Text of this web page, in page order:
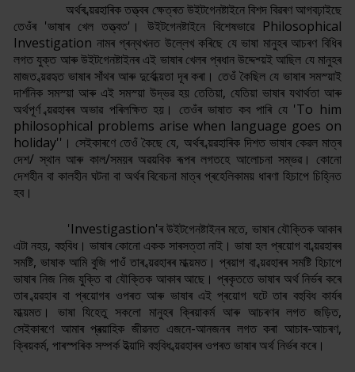
অৰ্থৰ ব্য়ৱহাৰিক তত্ত্বৰ ক্ষেত্ৰত উইটগেনষ্টাইনে বিশদ বিৱৰণ আগবঢ়াইছে
তেওঁৰ 'ভাষাৰ খেল তত্ত্বত'। উইটগেনষ্টাইনে বিশেষভাৱে Philosophical
Investigation নামৰ গ্ৰন্থখনত উল্লেখ কৰিছে যে ভাষা মানুহৰ আচৰণ বিধিৰ
লগত যুক্ত আৰু উইটগেনষ্টাইনৰ এই ভাষাৰ খেলৰ প্ৰধান উদ্দেশ্য়ই আছিল যে মানুহৰ
মাজত ব্য়ৱহৃত ভাষাৰ সাঁথৰ আৰু দুৰ্বোধ্য়তা দূৰ কৰা। তেওঁ কৈছিল যে ভাষাৰ সমস্য়াই
দাৰ্শনিক সমস্য়া আৰু এই সমস্য়া উদ্ভৱ হয় তেতিয়া, যেতিয়া ভাষাৰ যথাৰ্থতা আৰু
অৰ্থপূৰ্ণ ব্য়ৱহাৰৰ অভাৱ পৰিলক্ষিত হয়। তেওঁৰ ভাষাত কব পাৰি যে 'To him
philosophical problems arise when language goes on
holiday''। সেইকাৰণে তেওঁ কৈছে যে, অৰ্থৰ ব্য়ৱহাৰিক দিশত ভাষাৰ কেৱল মাত্ৰ
দেশ/ স্থান আৰু কাল/সময়ৰ অৱয়বিক ৰূপৰ লগতহে আলোচনা সম্ভৱ। কোনো
দেশহীন বা কালহীন ঘটনা বা অৰ্থৰ বিবেচনা মাত্ৰ প্ৰহেলিকাময় ধাৰণা হিচাপে চিহ্নিত
হব।
'Investigastion'ৰ উইটগেনষ্টাইনৰ মতে, ভাষাৰ যৌক্তিক আকাৰ
এটা নহয়, বহুবিধ। ভাষাৰ কোনো একক সাৰসত্তা নাই। ভাষা হল প্ৰয়োগ বা ব্য়ৱহাৰৰ
সমষ্টি, ভাষাক আমি বুজি পাওঁ তাৰ ব্য়ৱহাৰৰ মাধ্য়মত। প্ৰয়াগ বা ব্য়ৱহাৰৰ সমষ্টি হিচাপে
ভাষাৰ নিজ নিজ যুক্তি বা যৌক্তিক আকাৰ আছে। প্ৰকৃততে ভাষাৰ অৰ্থ নিৰ্ভৰ কৰে
তাৰ ব্য়ৱহাৰ বা প্ৰয়োগৰ ওপৰত আৰু ভাষাৰ এই প্ৰয়োগ ঘটে তাৰ বহুবিধ কাৰ্যৰ
মাধ্য়মত। ভাষা যিহেতু সকলো মানুহৰ ক্ৰিয়াকৰ্ম আৰু আচৰণৰ লগত জড়িত,
সেইকাৰণে আমাৰ প্ৰত্য়াহিক জীৱনত এজনে-আনজনৰ লগত কৰা আচাৰ-আচৰণ,
ক্ৰিয়কৰ্ম, পাৰস্পৰিক সম্পৰ্ক ইত্য়াদি বহুবিধ ব্য়ৱহাৰৰ ওপৰত ভাষাৰ অৰ্থ নিৰ্ভৰ কৰে।